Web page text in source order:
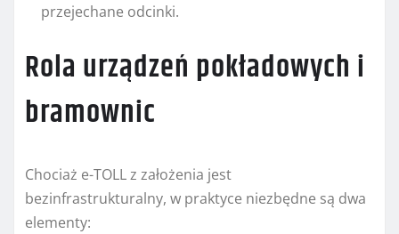
przejechane odcinki.
Rola urządzeń pokładowych i
bramownic
Chociaż e-TOLL z założenia jest
bezinfrastrukturalny, w praktyce niezbędne są dwa
elementy: